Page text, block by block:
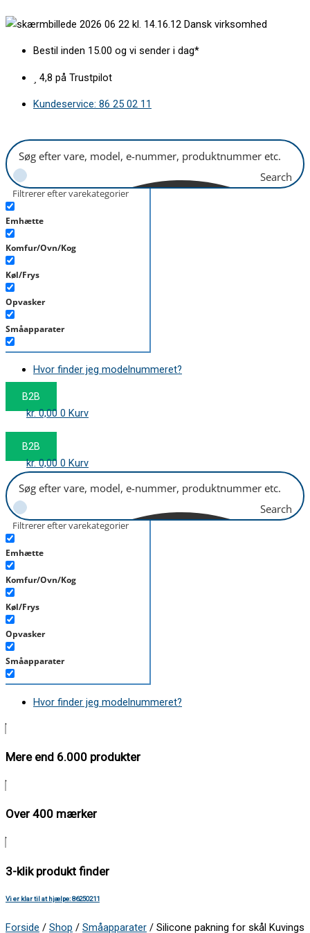
til
Dansk virksomhed
Bestil inden 15.00 og vi sender i dag*
4,8 på Trustpilot
Kundeservice: 86 25 02 11
Search
Filtrerer efter varekategorier
Emhætte
Komfur/Ovn/Kog
Køl/Frys
Opvasker
Småapparater
Støvsuger
Tørretumbler
Tilbehør/Plejemidler
Hvor finder jeg modelnummeret?
B2B
kr.0,00 0 Kurv
B2B
kr.0,00 0 Kurv
Search
Filtrerer efter varekategorier
Emhætte
Komfur/Ovn/Kog
Køl/Frys
Opvasker
Småapparater
Støvsuger
Hvor finder jeg modelnummeret?
Mere end 6.000 produkter
Over 400 mærker
3-klik produkt finder
Vi er klar til at hjælpe: 86250211
Forside / Shop / Småapparater / Silicone pakning for skål Kuvings
pakning
Kuvings